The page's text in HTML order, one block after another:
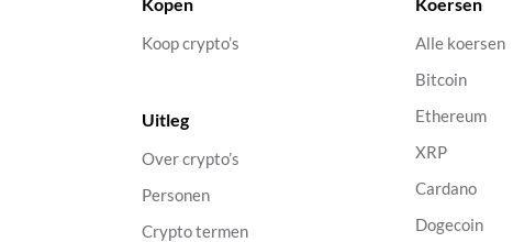
Koop crypto’s
Uitleg
Over crypto’s
Personen
Crypto termen
Alle koersen
Bitcoin
Ethereum
XRP
Cardano
Dogecoin